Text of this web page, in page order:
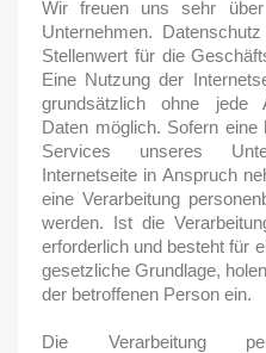
Wir freuen uns sehr
Unternehmen.
Stellenwert für die
Eine Nutzung der
grundsätzlich ohne jede
Daten möglich. Sofern eine
Services unseres
Internetseite in Anspruch
eine Verarbeitung
werden. Ist die
erforderlich und besteht für
gesetzliche Grundlage,
der betroffenen Person ein.
Die Verarbeitung